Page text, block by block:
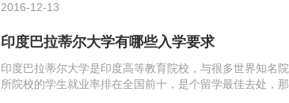
度的学校只需要毕业证的...
2016-12-13
印度巴拉蒂尔大学有哪些入学要求
印度巴拉蒂尔大学是印度高等教育院校，与很多世界知名
所院校的学生就业率排在全国前十，是个留学最佳去处，